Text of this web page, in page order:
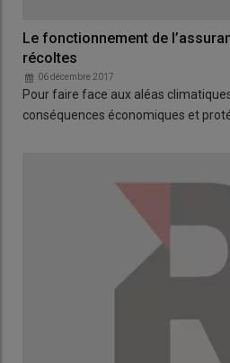
Le fonctionnement de
récoltes
06 décembre 2017
Pour faire face aux aléas
conséquences économiques et